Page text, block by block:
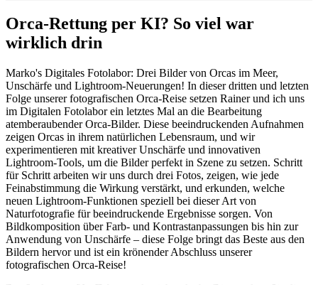
Orca-Rettung per KI? So viel war
wirklich drin
Marko's Digitales Fotolabor: Drei Bilder von Orcas im Meer,
Unschärfe und Lightroom-Neuerungen! In dieser dritten und letzten
Folge unserer fotografischen Orca-Reise setzen Rainer und ich uns
im Digitalen Fotolabor ein letztes Mal an die Bearbeitung
atemberaubender Orca-Bilder. Diese beeindruckenden Aufnahmen
zeigen Orcas in ihrem natürlichen Lebensraum, und wir
experimentieren mit kreativer Unschärfe und innovativen
Lightroom-Tools, um die Bilder perfekt in Szene zu setzen. Schritt
für Schritt arbeiten wir uns durch drei Fotos, zeigen, wie jede
Feinabstimmung die Wirkung verstärkt, und erkunden, welche
neuen Lightroom-Funktionen speziell bei dieser Art von
Naturfotografie für beeindruckende Ergebnisse sorgen. Von
Bildkomposition über Farb- und Kontrastanpassungen bis hin zur
Anwendung von Unschärfe – diese Folge bringt das Beste aus den
Bildern hervor und ist ein krönender Abschluss unserer
fotografischen Orca-Reise!